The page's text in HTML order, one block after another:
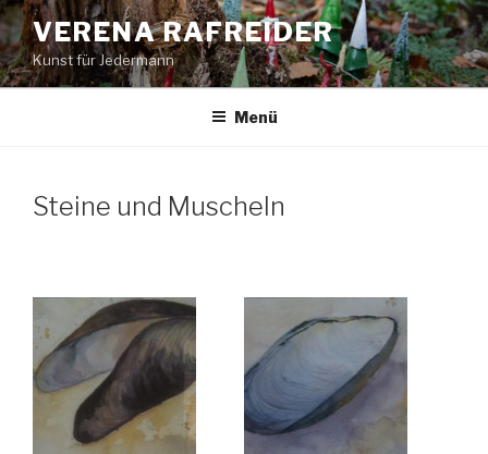
Zum
Inhalt
springen
VERENA RAFREIDER
Kunst für Jedermann
Menü
Steine und Muscheln